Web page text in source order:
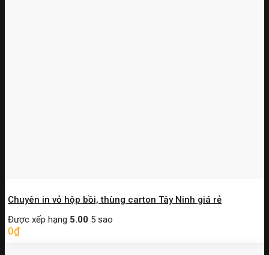
Chuyên in vỏ hộp bồi, thùng carton Tây Ninh giá rẻ
Được xếp hạng 5.00 5 sao
0₫